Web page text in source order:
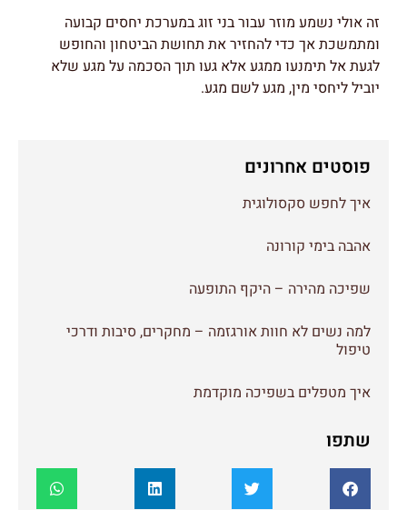
זה אולי נשמע מוזר עבור בני זוג במערכת יחסים קבועה
ומתמשכת אך כדי להחזיר את תחושת הביטחון והחופש
לגעת אל תימנעו ממגע אלא געו תוך הסכמה על מגע שלא
יוביל ליחסי מין, מגע לשם מגע.
פוסטים אחרונים
איך לחפש סקסולוגית
אהבה בימי קורונה
שפיכה מהירה – היקף התופעה
למה נשים לא חוות אורגזמה – מחקרים, סיבות ודרכי
טיפול
איך מטפלים בשפיכה מוקדמת
שתפו